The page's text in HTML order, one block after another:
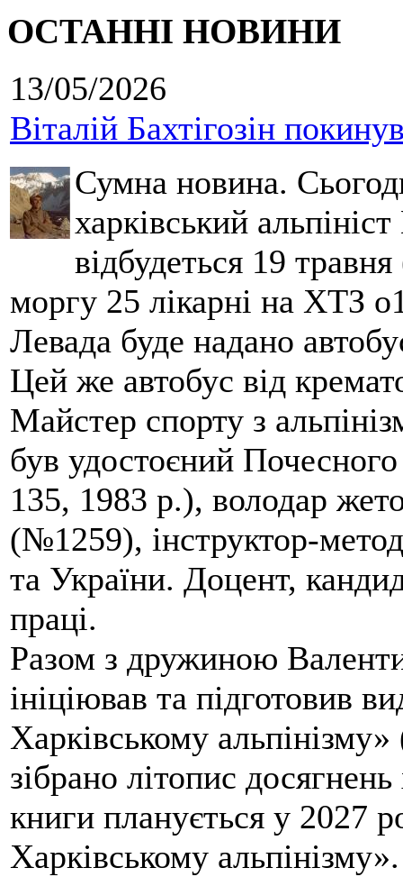
ОСТАННІ НОВИНИ
13/05/2026
Віталій Бахтігозін
Сумна новина.
харківський
відбудеться 19
моргу 25 лікарні на ХТЗ
Левада буде надано
Цей же автобус від
Майстер спорту з
був удостоєний
135, 1983 р.), володар
(№1259), інструктор-
та України. Доцент,
праці.
Разом з дружиною
ініціював та підготовив
Харківському
зібрано літопис
книги планується у 2027
Харківському альпінізму».